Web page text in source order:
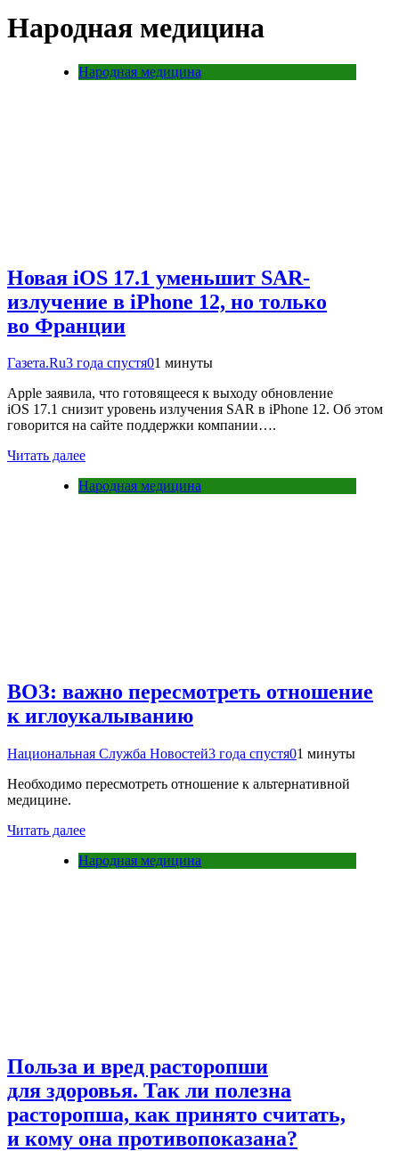
Народная медицина
Народная медицина
Новая iOS 17.1 уменьшит SAR-
излучение в iPhone 12, но только
во Франции
Газета.Ru3 года спустя01 минуты
Apple заявила, что готовящееся к выходу обновление
iOS 17.1 снизит уровень излучения SAR в iPhone 12. Об этом
говорится на сайте поддержки компании….
Читать далее
Народная медицина
ВОЗ: важно пересмотреть отношение
к иглоукалыванию
Национальная Служба Новостей3 года спустя01 минуты
Необходимо пересмотреть отношение к альтернативной
медицине.
Читать далее
Народная медицина
Польза и вред расторопши
для здоровья. Так ли полезна
расторопша, как принято считать,
и кому она противопоказана?